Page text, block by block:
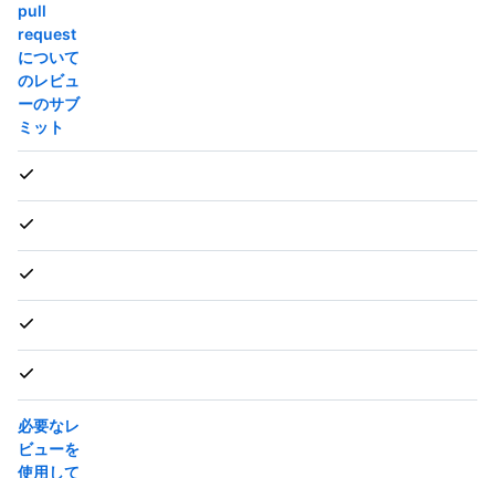
pull
request
について
のレビュ
ーのサブ
ミット
必要なレ
ビューを
使用して